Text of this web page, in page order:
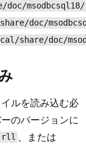
msodbcsql18/
doc/
share/doc/
ルを読み込む必
のバージョンに
、または